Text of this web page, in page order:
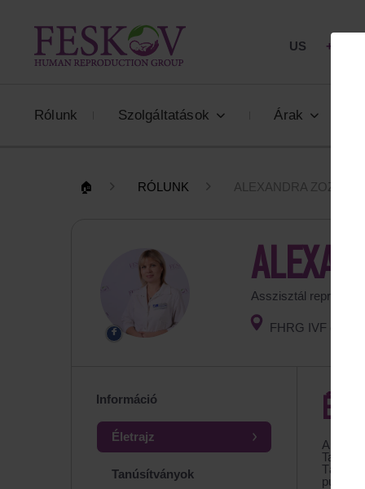
US +1
Rólunk Szolgáltatások Árak
🏠 RÓLUNK ALEXANDRA
Asszisztál
FHRG IVF
Információ
Életrajz
Tanúsítványok
A
Tagja